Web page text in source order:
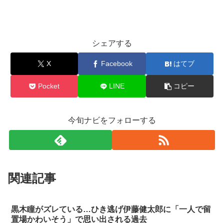
シェアする
X Facebook はてブ
Pocket LINE コピー
今旬ナビをフォローする
関連記事
黒木瞳がズレている…ひき逃げ伊藤健太郎に「一人で留
置場かわいそう」で思い出される過去